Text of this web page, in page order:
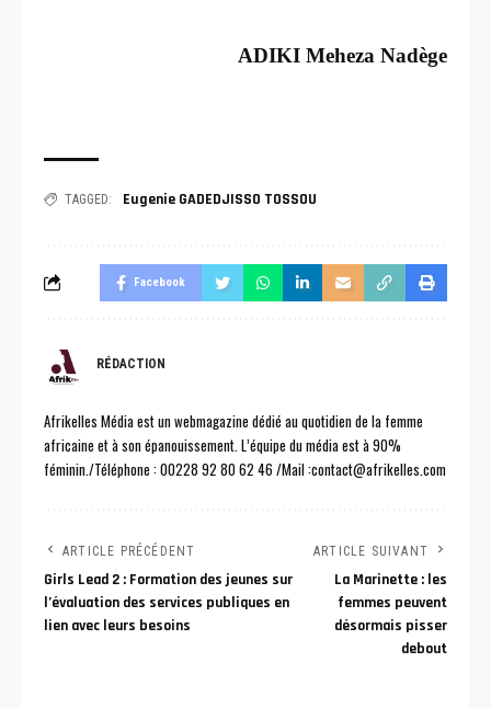
ADIKI Meheza Nadège
TAGGED: Eugenie GADEDJISSO TOSSOU
Facebook
RÉDACTION
Afrikelles Média est un webmagazine dédié au quotidien de la femme
africaine et à son épanouissement. L’équipe du média est à 90%
féminin./Téléphone : 00228 92 80 62 46 /Mail :contact@afrikelles.com
ARTICLE PRÉCÉDENT
Girls Lead 2 : Formation des jeunes sur
l’évaluation des services publiques en
lien avec leurs besoins
ARTICLE SUIVANT
La Marinette : les
femmes peuvent
désormais pisser
debout